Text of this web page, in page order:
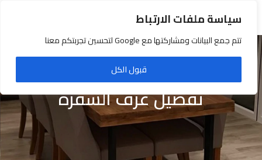
سياسة ملفات الارتباط
تتم جمع البيانات ومشاركتها مع Google لتحسين تجربتكم معنا
قبول الكل
تفصيل غرف السفرة